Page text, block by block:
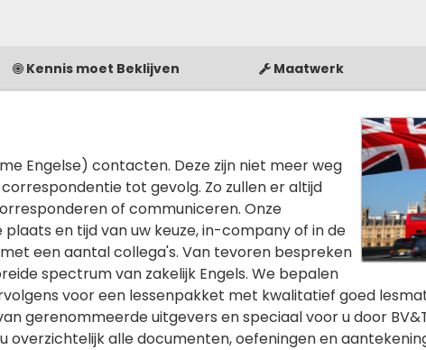
Kennis moet Beklijven Maatwerk
Engelse) contacten. Deze zijn niet meer weg
tot gevolg. Zo zullen er altijd
of communiceren. Onze
en tijd van uw keuze, in-company of in de
een aantal collega's. Van tevoren bespreken
spectrum van zakelijk Engels. We bepalen
voor een lessenpakket met kwalitatief goed
gerenommeerde uitgevers en speciaal voor u door
overzichtelijk alle documenten, oefeningen en